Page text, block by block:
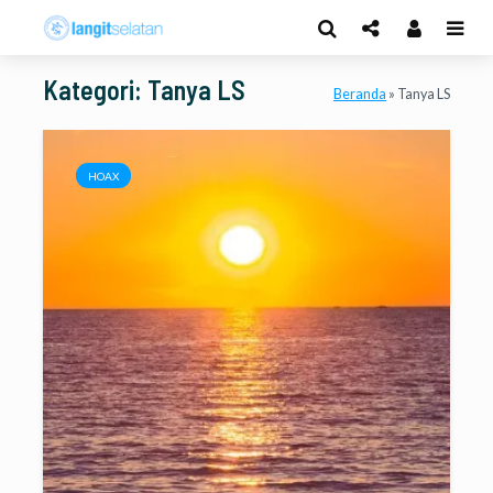
Kategori: Tanya LS Beranda » Tanya LS
HOAX